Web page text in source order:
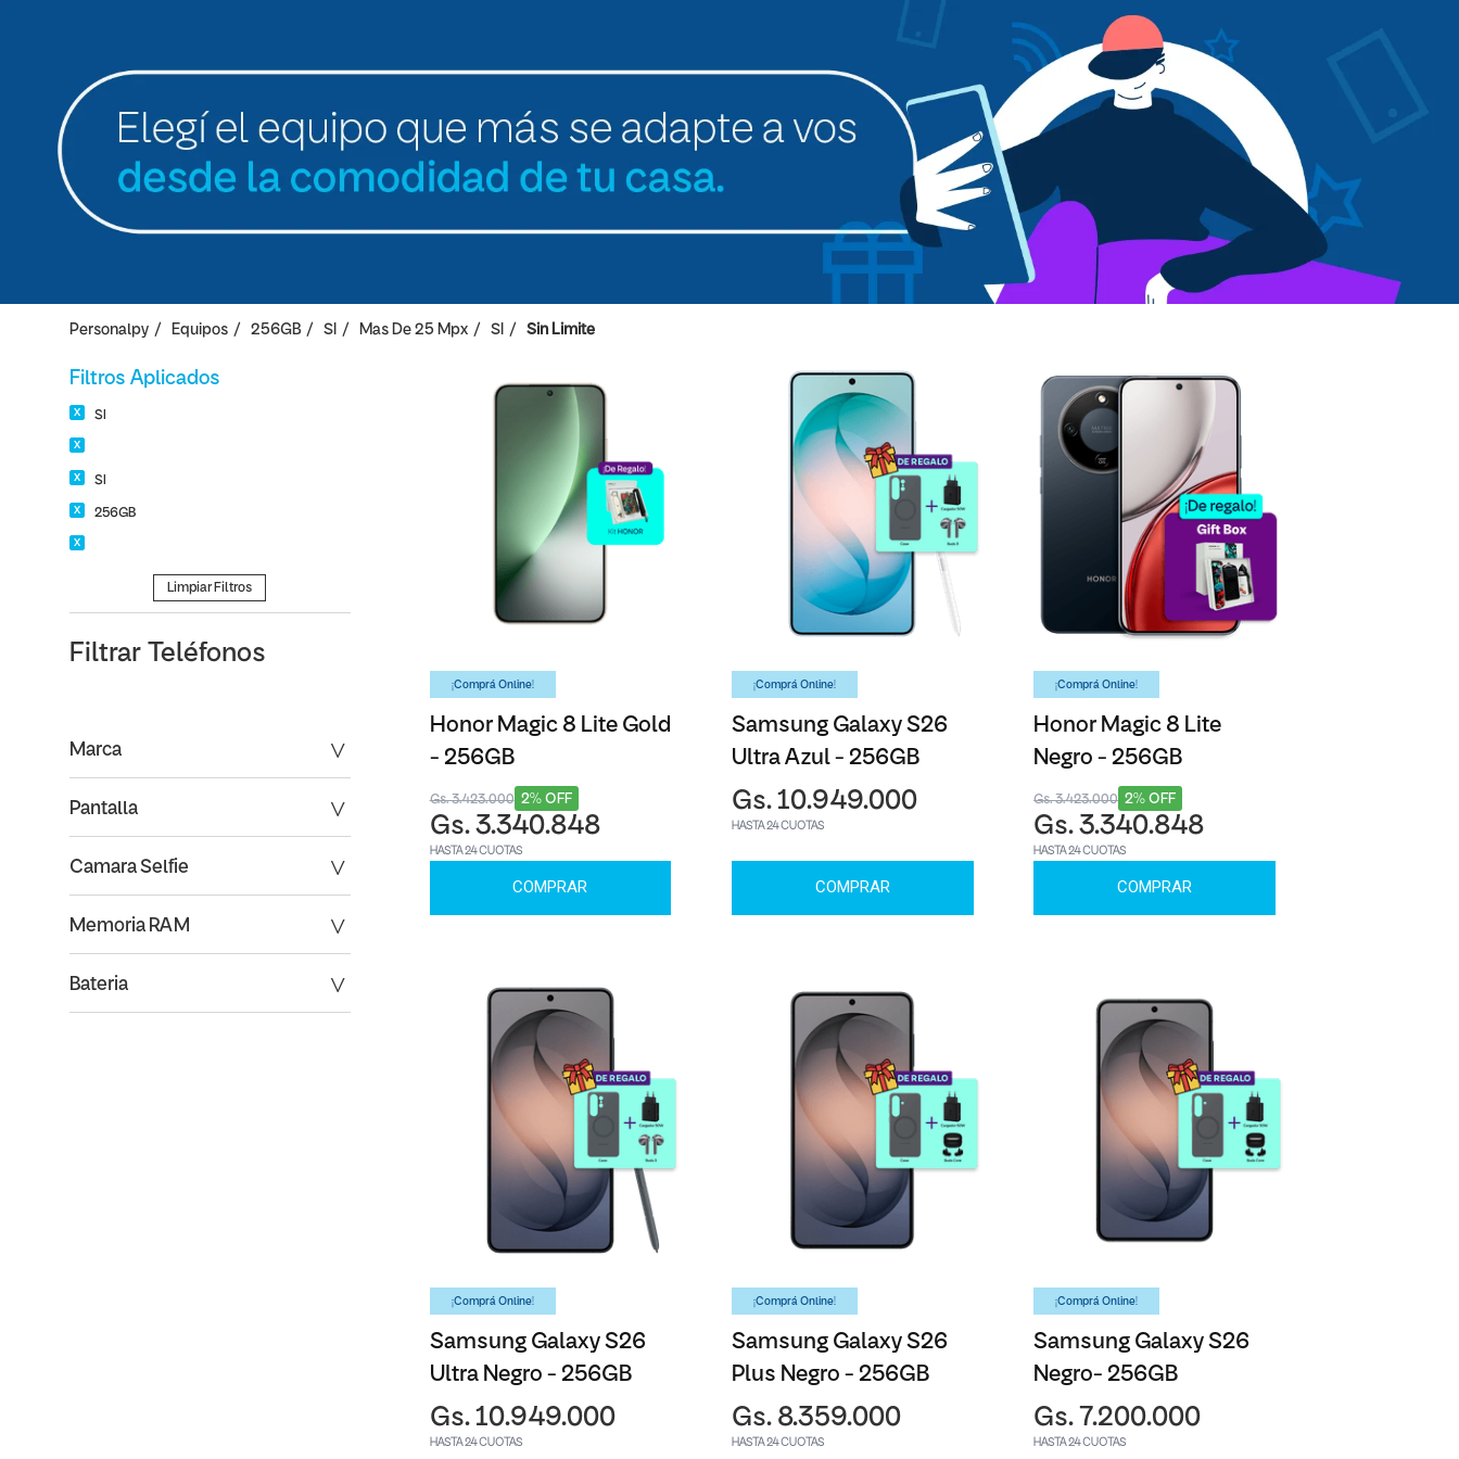
Personalpy Equipos 256GB SI Mas De 25 Mpx SI Sin Limite
Filtros Aplicados
SI
SI
256GB
Limpiar Filtros
Filtrar Teléfonos
Marca
Pantalla
Memoria RAM
Camara Selfie
Bateria
¡Comprá Online!
Honor Magic 8 Lite Gold
- 256GB
2% OFF
Gs. 3.423.000
Gs. 3.340.848
HASTA 24 CUOTAS
COMPRAR
¡Comprá Online!
Samsung Galaxy S26
Ultra Azul - 256GB
Gs. 10.949.000
HASTA 24 CUOTAS
COMPRAR
¡Comprá Online!
Honor Magic 8 Lite
Negro - 256GB
2% OFF
Gs. 3.423.000
Gs. 3.340.848
HASTA 24 CUOTAS
COMPRAR
¡Comprá Online!
Samsung Galaxy S26
Ultra Negro - 256GB
Gs. 10.949.000
HASTA 24 CUOTAS
¡Comprá Online!
Samsung Galaxy S26
Plus Negro - 256GB
Gs. 8.359.000
HASTA 24 CUOTAS
¡Comprá Online!
Samsung Galaxy S26
Negro- 256GB
Gs. 7.200.000
HASTA 24 CUOTAS